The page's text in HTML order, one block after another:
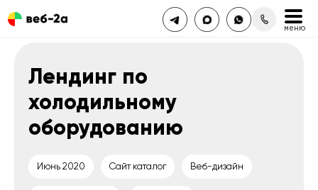
Лендинг по
холодильному
оборудованию
Июнь 2020 Сайт каталог Веб-дизайн